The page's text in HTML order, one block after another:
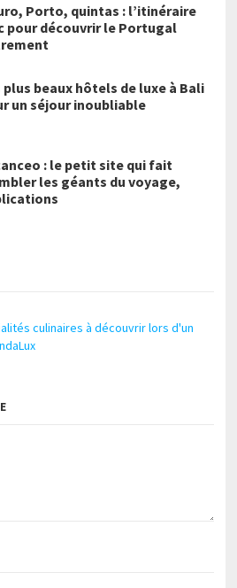
Porto, quintas : l’itinéraire
pour découvrir le Portugal
plus beaux hôtels de luxe à Bali
un séjour inoubliable
: le petit site qui fait
les géants du voyage,
culinaires à découvrir lors d'un